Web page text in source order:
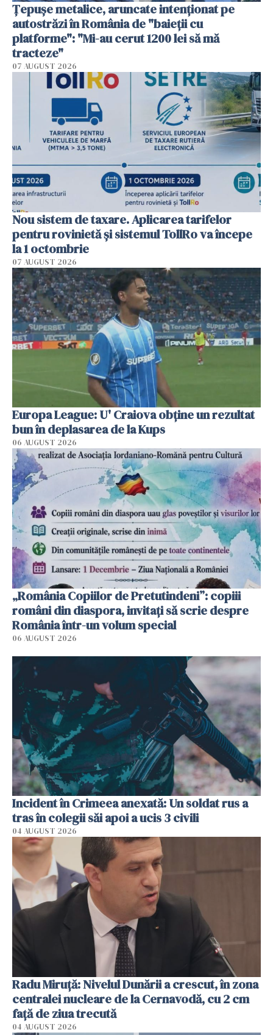
Țepușe metalice, aruncate intenționat pe
autostrăzi în România de "baieții cu
platforme": "Mi-au cerut 1200 lei să mă
tracteze"
07 AUGUST 2026
Nou sistem de taxare. Aplicarea tarifelor
pentru rovinietă şi sistemul TollRo va începe
la 1 octombrie
07 AUGUST 2026
Europa League: U' Craiova obține un rezultat
bun în deplasarea de la Kups
06 AUGUST 2026
„România Copiilor de Pretutindeni”: copiii
români din diaspora, invitați să scrie despre
România într-un volum special
06 AUGUST 2026
Incident în Crimeea anexată: Un soldat rus a
tras în colegii săi apoi a ucis 3 civili
04 AUGUST 2026
Radu Miruţă: Nivelul Dunării a crescut, în zona
centralei nucleare de la Cernavodă, cu 2 cm
faţă de ziua trecută
04 AUGUST 2026